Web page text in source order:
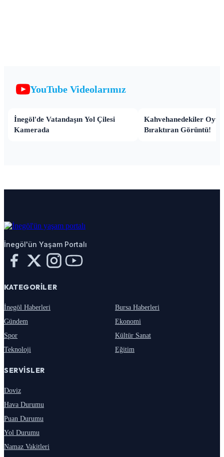
YouTube Videolarımız
İnegöl'de Vatandaşın Yol Çilesi
Kamerada
Kahvehanedekiler
Bıraktıran Görüntü!
İnegöl'ün Yaşam Portalı
KATEGORILER
İnegöl Haberleri
Bursa Haberleri
Gündem
Ekonomi
Spor
Kültür Sanat
Teknoloji
Eğitim
SERVISLER
Doviz
Hava Durumu
Puan Durumu
Yol Durumu
Namaz Vakitleri